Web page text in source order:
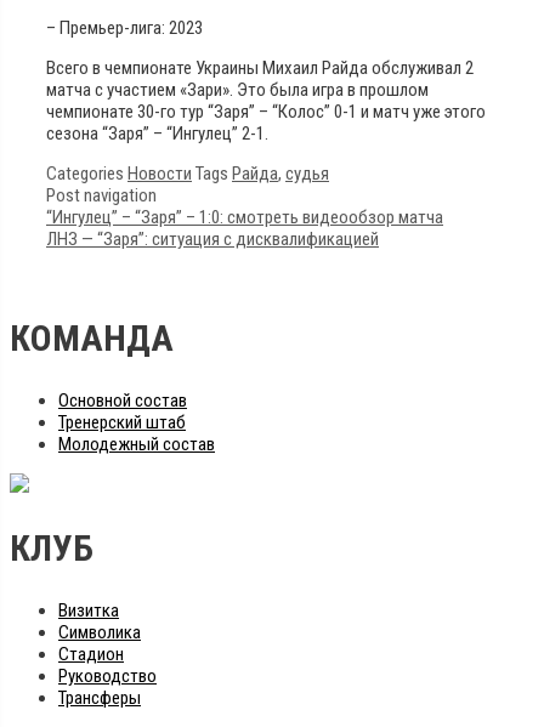
– Премьер-лига: 2023
Всего в чемпионате Украины Михаил Райда обслуживал 2
матча с участием «Зари». Это была игра в прошлом
чемпионате 30-го тур “Заря” – “Колос” 0-1 и матч уже этого
сезона “Заря” – “Ингулец” 2-1.
Categories Новости Tags Райда, судья
Post navigation
“Ингулец” – “Заря” – 1:0: смотреть видеообзор матча
ЛНЗ — “Заря”: ситуация с дисквалификацией
КОМАНДА
Основной состав
Тренерский штаб
Молодежный состав
КЛУБ
Визитка
Символика
Стадион
Руководство
Трансферы